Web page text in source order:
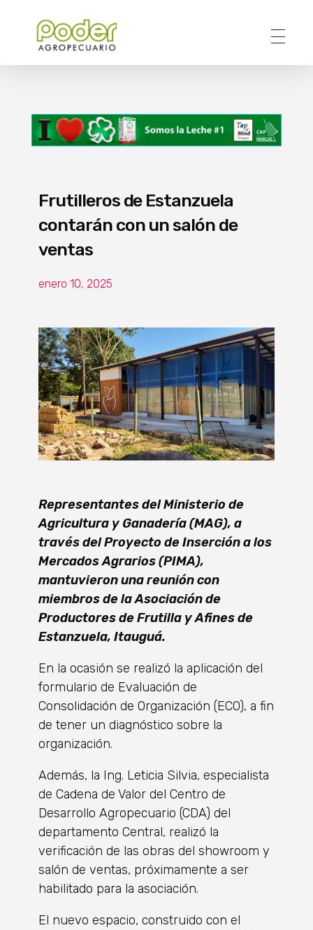
Frutilleros de Estanzuela
contarán con un salón de
ventas
enero 10, 2025
Representantes del Ministerio de
Agricultura y Ganadería (MAG), a
través del Proyecto de Inserción a los
Mercados Agrarios (PIMA),
mantuvieron una reunión con
miembros de la Asociación de
Productores de Frutilla y Afines de
Estanzuela, Itauguá.
En la ocasión se realizó la aplicación del
formulario de Evaluación de
Consolidación de Organización (ECO), a fin
de tener un diagnóstico sobre la
organización.
Además, la Ing. Leticia Silvia, especialista
de Cadena de Valor del Centro de
Desarrollo Agropecuario (CDA) del
departamento Central, realizó la
verificación de las obras del showroom y
salón de ventas, próximamente a ser
habilitado para la asociación.
El nuevo espacio, construido con el